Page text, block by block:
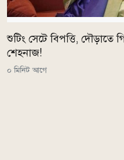
শুটিং সেটে বিপত্তি,
শেহনাজ!
০ মিনিট আগে